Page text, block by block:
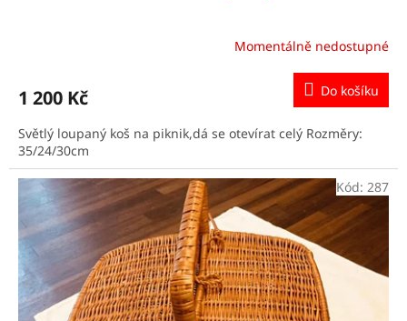
Momentálně nedostupné
1 200 Kč Do košíku
Světlý loupaný koš na piknik,dá se otevírat celý Rozměry:
35/24/30cm
Kód: 287